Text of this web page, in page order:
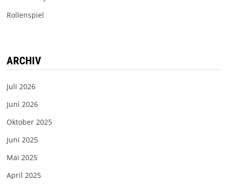
Rollenspiel
ARCHIV
Juli 2026
Juni 2026
Oktober 2025
Juni 2025
Mai 2025
April 2025